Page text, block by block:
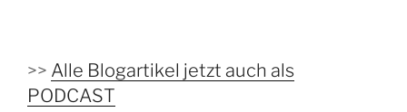
>> Alle Blogartikel jetzt auch als
PODCAST